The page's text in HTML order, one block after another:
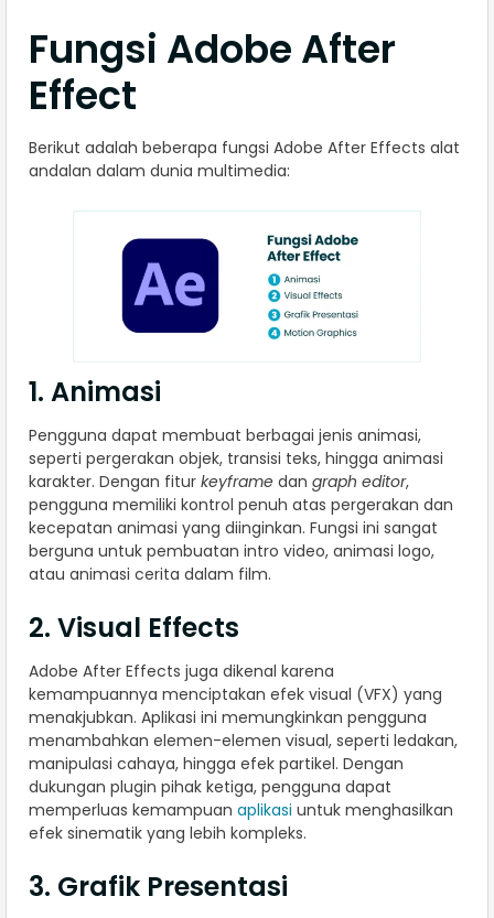
Fungsi Adobe After
Effect
Berikut adalah beberapa fungsi Adobe After Effects alat
andalan dalam dunia multimedia:
1. Animasi
Pengguna dapat membuat berbagai jenis animasi,
seperti pergerakan objek, transisi teks, hingga animasi
karakter. Dengan fitur keyframe dan graph editor,
pengguna memiliki kontrol penuh atas pergerakan dan
kecepatan animasi yang diinginkan. Fungsi ini sangat
berguna untuk pembuatan intro video, animasi logo,
atau animasi cerita dalam film.
2. Visual Effects
Adobe After Effects juga dikenal karena
kemampuannya menciptakan efek visual (VFX) yang
menakjubkan. Aplikasi ini memungkinkan pengguna
menambahkan elemen-elemen visual, seperti ledakan,
manipulasi cahaya, hingga efek partikel. Dengan
dukungan plugin pihak ketiga, pengguna dapat
memperluas kemampuan aplikasi untuk menghasilkan
efek sinematik yang lebih kompleks.
3. Grafik Presentasi